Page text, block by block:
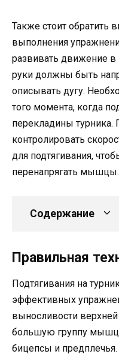
Также стоит обратить
выполнения
развивать движение в
руки должны быть
описывать дугу.
того момента, когда
перекладины
контролировать
для подтягивания,
перенапрягать мышцы.
Содержание
Правильная
Подтягивания на
эффективных
выносливости
большую группу мышц,
бицепсы и предплечья.